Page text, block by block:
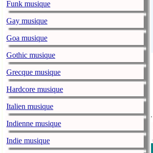
Funk musique
Gay musique
Goa musique
Gothic musique
Grecque musique
Hardcore musique
Italien musique
Indienne musique
Indie musique